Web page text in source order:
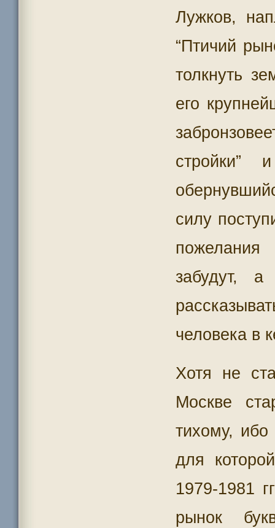
Лужков,
“Птичий
толкнуть
его
стройки”
силу
пожелания
забудут, а
человека в
Хотя не
Москве
тихому,
для
1979-1981
рынок